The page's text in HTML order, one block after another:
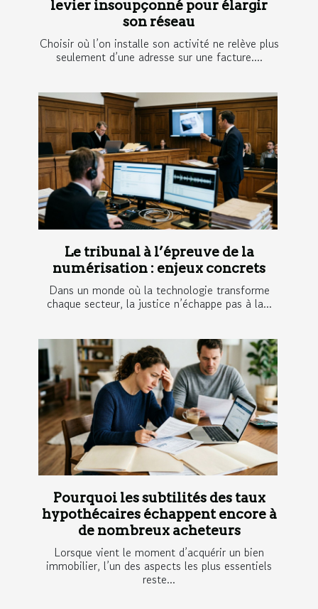
levier insoupçonné pour élargir
son réseau
Choisir où l’on installe son activité ne relève plus
seulement d’une adresse sur une facture....
Le tribunal à l’épreuve de la
numérisation : enjeux concrets
Dans un monde où la technologie transforme
chaque secteur, la justice n’échappe pas à la...
Pourquoi les subtilités des taux
hypothécaires échappent encore à
de nombreux acheteurs
Lorsque vient le moment d’acquérir un bien
immobilier, l’un des aspects les plus essentiels
reste...